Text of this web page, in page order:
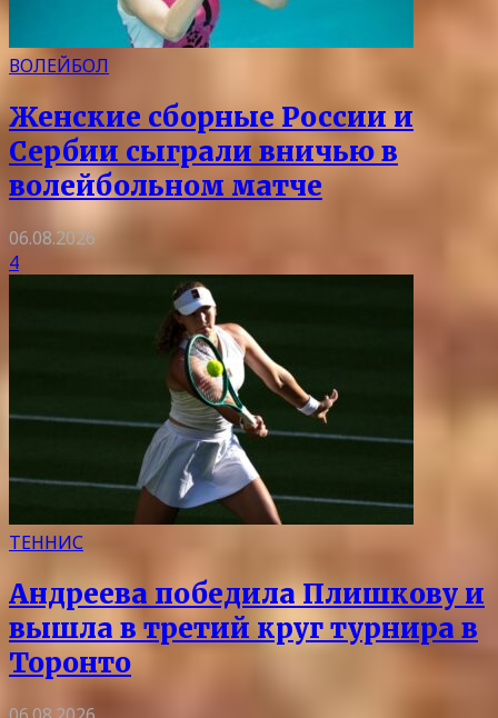
ВОЛЕЙБОЛ
Женские сборные России и
Сербии сыграли вничью в
волейбольном матче
06.08.2026
4
ТЕННИС
Андреева победила Плишкову и
вышла в третий круг турнира в
Торонто